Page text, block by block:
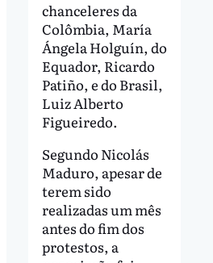
chanceleres da
Colômbia, María
Ángela Holguín, do
Equador, Ricardo
Patiño, e do Brasil,
Luiz Alberto
Figueiredo.
Segundo Nicolás
Maduro, apesar de
terem sido
realizadas um mês
antes do fim dos
protestos, a